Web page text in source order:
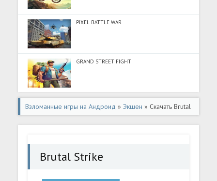
PIXEL BATTLE WAR
GRAND STREET FIGHT
Взломанные игры на Андроид »Экшен » Скачать Brutal
Strike (Много денег) на Андроид
Brutal Strike